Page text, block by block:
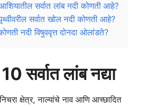
सर्वात लांब नदी कोणती आहे?
सर्वात खोल नदी कोणती आहे?
नदी विषुववृत्त दोनदा ओलांडते?
सर्वात लांब नद्या
क्षेत्र, नाल्यांचे नाव आणि आच्छादित